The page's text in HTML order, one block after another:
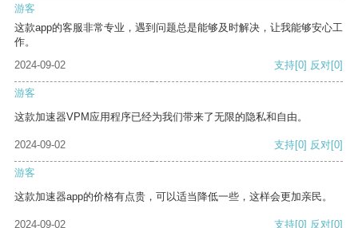
游客
这款app的客服非常专业，遇到问题总是能够及时解决，让我能够安心工
作。
2024-09-02
支持[0] 反对[0]
游客
这款加速器VPM应用程序已经为我们带来了无限的隐私和自由。
2024-09-02 支持[0] 反对[0]
游客
这款加速器app的价格有点贵，可以适当降低一些，这样会更加亲民。
2024-09-02 支持[0] 反对[0]